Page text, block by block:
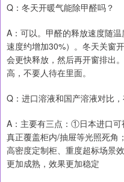
Q：冬天开暖气能除甲醛吗？
A：可以。甲醛的释放速度随
速度约增加30%）。冬天关窗
会更快释放，然后再开窗排出
高，不要人待在里面。
Q：进口溶液和国产溶液对比
A：主要有三点：①日本进口可
真正覆盖柜内/抽屉等光照死
高密度定制柜、重度超标场景
更加成熟，效果更加稳定